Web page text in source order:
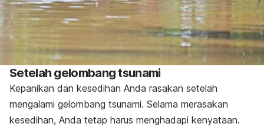
Setelah gelombang tsunami
Kepanikan dan kesedihan Anda rasakan setelah
mengalami gelombang tsunami. Selama merasakan
kesedihan, Anda tetap harus menghadapi kenyataan.